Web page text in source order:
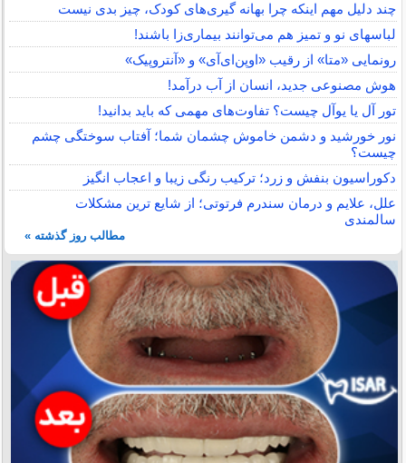
چند دلیل مهم اینکه چرا بهانه گیری‌های کودک، چیز بدی نیست
لباس‎های نو و تمیز هم می‌توانند بیماری‌زا باشند!
رونمایی «متا» از رقیب «اوپن‌ای‌آی» و «آنتروپیک»
هوش مصنوعی جدید، انسان از آب درآمد!
تور آل یا یوآل چیست؟ تفاوت‌های مهمی که باید بدانید!
نور خورشید و دشمن خاموش چشمان شما؛ آفتاب سوختگی چشم
چیست؟
دکوراسیون بنفش و زرد؛ ترکیب رنگی زیبا و اعجاب انگیز
علل، علایم و درمان سندرم فرتوتی؛ از شایع ترین مشکلات
سالمندی
مطالب روز گذشته »